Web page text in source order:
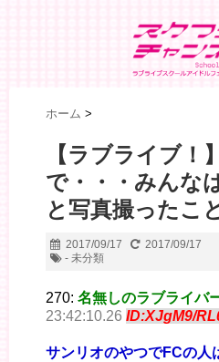
ホーム >
【ラブライブ！
で・・・みんな
と写真撮ったこ
2017/09/17
2017/09/17
- 未分類
270: 名無しのラブライバ
23:42:10.26 ID:XJgM9/
サンリオのやつでFCの人